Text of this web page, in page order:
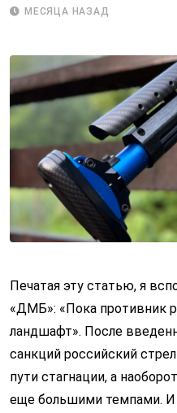
МЕСЯЦА НАЗАД
Печатая эту статью, я
«ДМБ»: «Пока противник
ландшафт». После
санкций российский
пути стагнации, а
еще большими темпами.